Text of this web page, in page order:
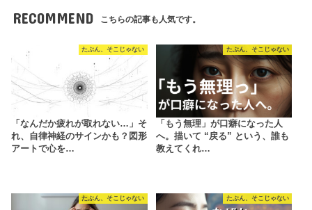
RECOMMEND こちらの記事も人気です。
たぶん、そこじゃない
「なんだか疲れが取れない…」そ
れ、自律神経のサインかも？図形
アートで心を…
たぶん、そこじゃない
「もう無理」が口癖になった人
へ。描いて “戻る” という、誰も
教えてくれ…
たぶん、そこじゃない たぶん、そこじゃない